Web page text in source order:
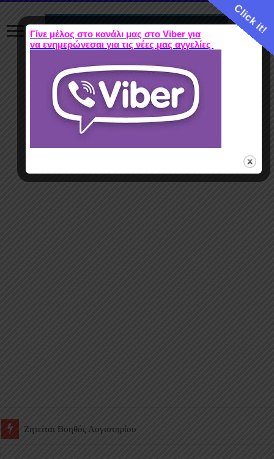
Ζητείται Υπάλληλος για γέμισμα και ανεφοδιασμό αυτόματων
Click it!
Γίνε μέλος στο κανάλι μας στο Viber για
να ενημερώνεσαι για τις νέες μας αγγελίες